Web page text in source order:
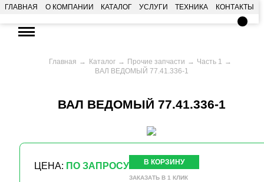
ГЛАВНАЯ О КОМПАНИИ КАТАЛОГ УСЛУГИ ТЕХНИКА КОНТАКТЫ
Главная Каталог Прочие запчасти
Часть 1
ВАЛ ВЕДОМЫЙ 77.41.336-1
ВАЛ ВЕДОМЫЙ 77.41.336-1
ЦЕНА: ПО ЗАПРОСУ В КОРЗИНУ
ЗАКАЗАТЬ В 1 КЛИК